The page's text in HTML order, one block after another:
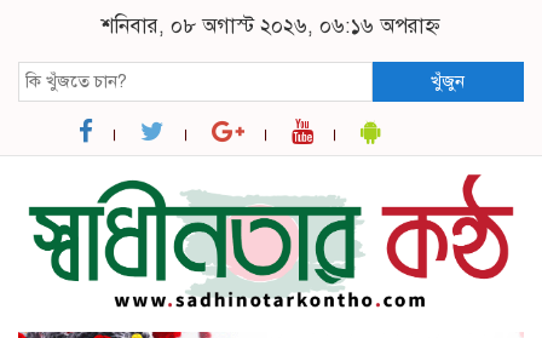
শনিবার, ০৮ অগাস্ট ২০২৬, ০৬:১৬ অপরাহ্ন
খুঁজুন